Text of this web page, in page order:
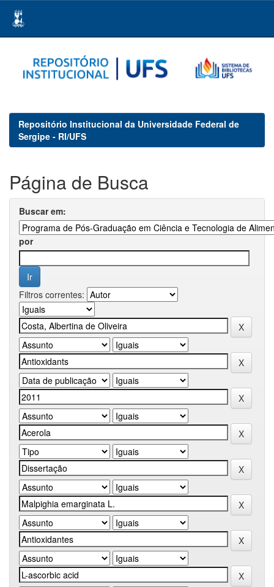
navigation
Repositório Institucional da Universidade Federal de
Sergipe - RI/UFS
Página de Busca
Buscar em:
por
Filtros correntes: